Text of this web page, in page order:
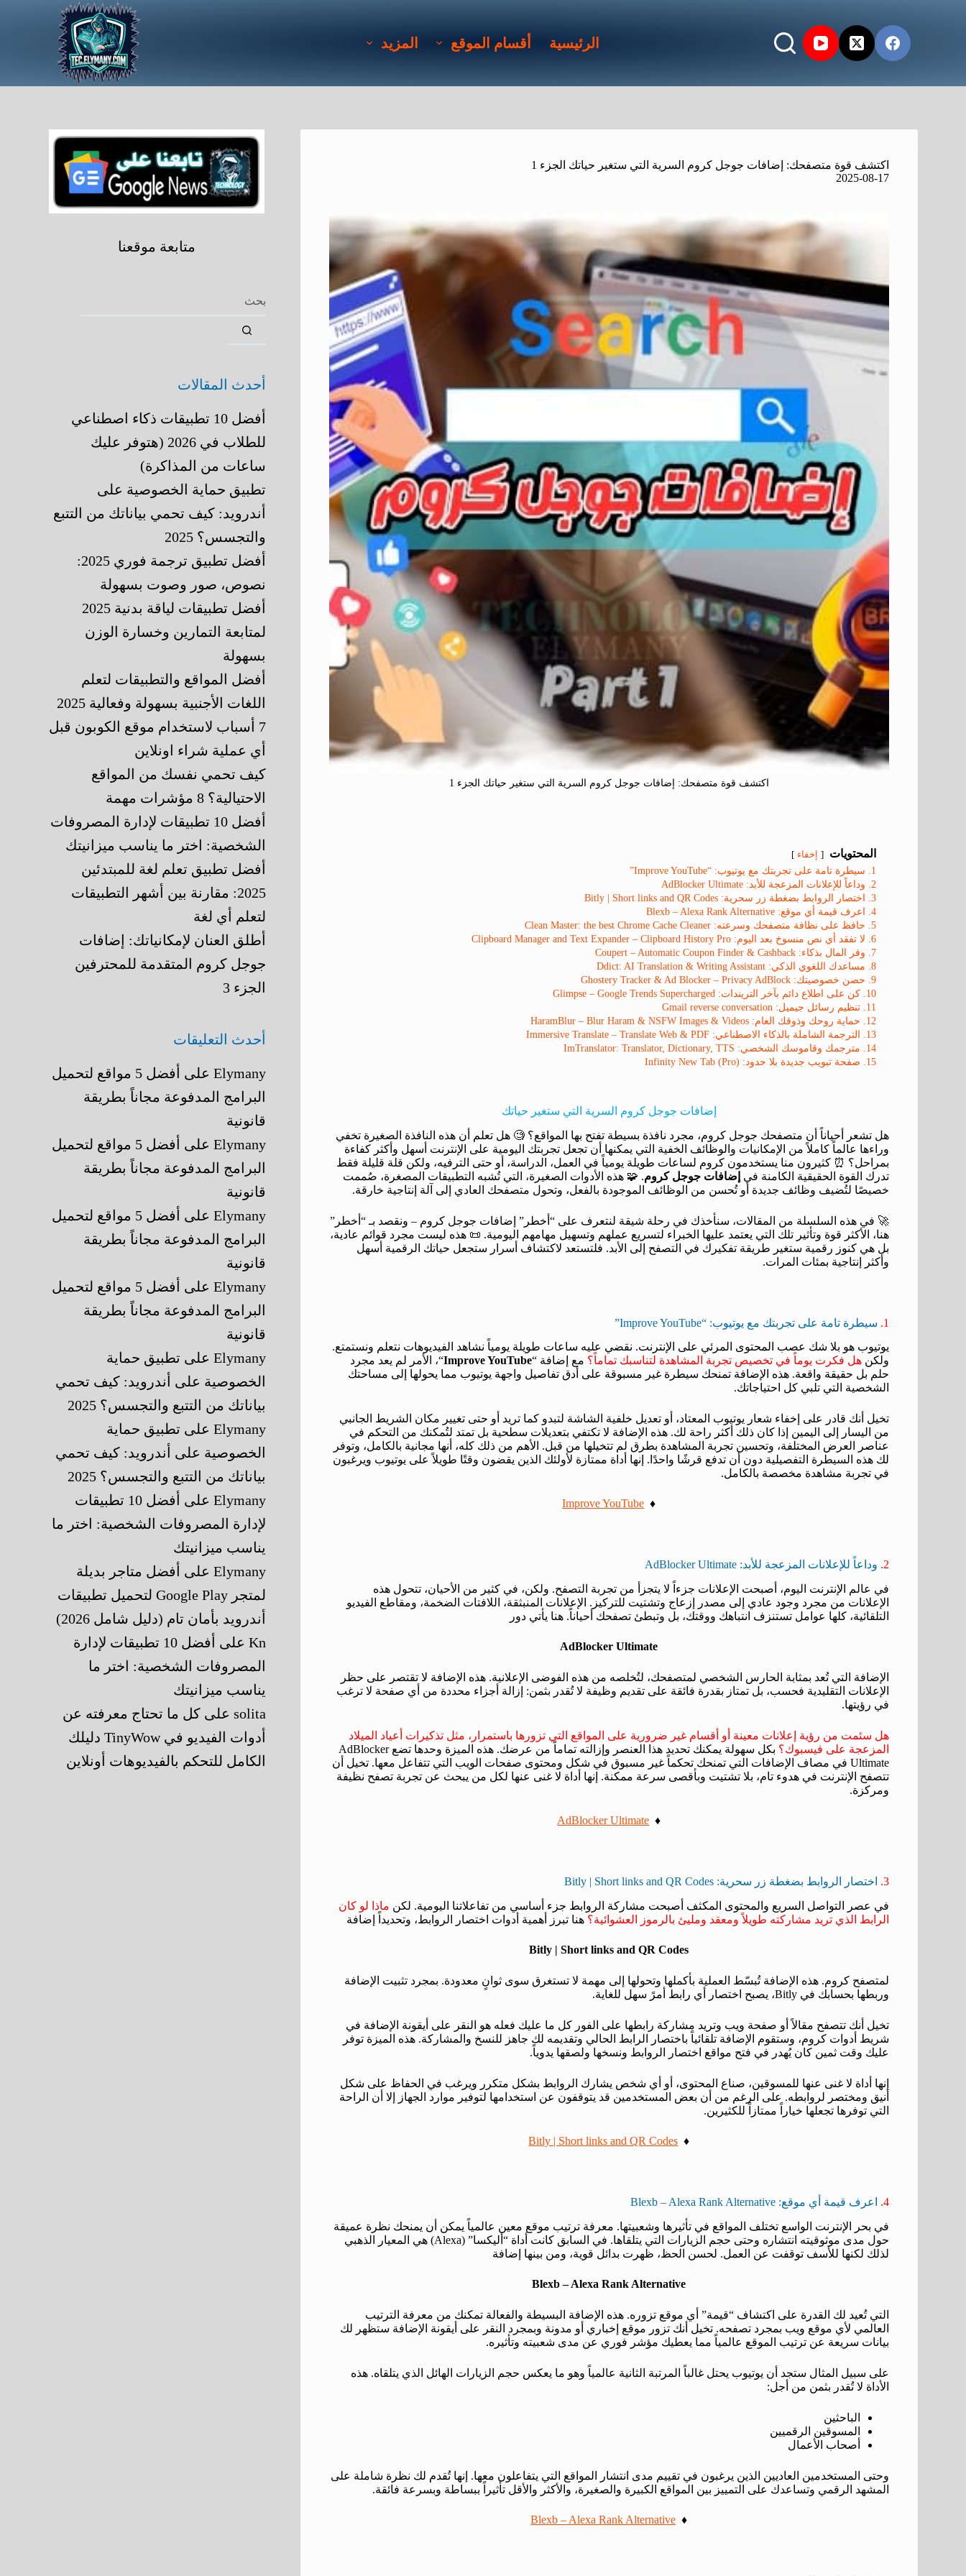
الرئيسية أقسام الموقع المزيد
اكتشف قوة متصفحك: إضافات جوجل كروم السرية التي ستغير حياتك الجزء 1
2025-08-17
اكتشف قوة متصفحك: إضافات جوجل كروم السرية التي ستغير حياتك الجزء 1
المحتويات إخفاء
1. سيطرة تامة على تجربتك مع يوتيوب: “Improve YouTube”
2. وداعاً للإعلانات المزعجة للأبد: AdBlocker Ultimate
3. اختصار الروابط بضغطة زر سحرية: Bitly | Short links and QR Codes
4. اعرف قيمة أي موقع: Blexb – Alexa Rank Alternative
5. حافظ على نظافة متصفحك وسرعته: Clean Master: the best Chrome Cache Cleaner
6. لا تفقد أي نص منسوخ بعد اليوم: Clipboard Manager and Text Expander – Clipboard History Pro
7. وفر المال بذكاء: Coupert – Automatic Coupon Finder & Cashback
8. مساعدك اللغوي الذكي: Ddict: AI Translation & Writing Assistant
9. حصن خصوصيتك: Ghostery Tracker & Ad Blocker – Privacy AdBlock
10. كن على اطلاع دائم بآخر التريندات: Glimpse – Google Trends Supercharged
11. تنظيم رسائل جيميل: Gmail reverse conversation
12. حماية روحك وذوقك العام: HaramBlur – Blur Haram & NSFW Images & Videos
13. الترجمة الشاملة بالذكاء الاصطناعي: Immersive Translate – Translate Web & PDF
14. مترجمك وقاموسك الشخصي: ImTranslator: Translator, Dictionary, TTS
15. صفحة تبويب جديدة بلا حدود: Infinity New Tab (Pro)
إضافات جوجل كروم السرية التي ستغير حياتك
هل تشعر أحياناً أن متصفحك جوجل كروم، مجرد نافذة بسيطة تفتح بها المواقع؟ 🧐 هل تعلم أن هذه النافذة الصغيرة تخفي
وراءها عالماً كاملاً من الإمكانيات والوظائف الخفية التي يمكنها أن تجعل تجربتك اليومية على الإنترنت أسهل وأكثر كفاءة
بمراحل؟ ⏰ كثيرون منا يستخدمون كروم لساعات طويلة يومياً في العمل، الدراسة، أو حتى الترفيه، ولكن قلة قليلة فقط
تدرك القوة الحقيقية الكامنة في إضافات جوجل كروم. 🧩 هذه الأدوات الصغيرة، التي تُشبه التطبيقات المصغرة، صُممت
خصيصًا لتُضيف وظائف جديدة أو تُحسن من الوظائف الموجودة بالفعل، وتحول متصفحك العادي إلى آلة إنتاجية خارقة.
🚀 في هذه السلسلة من المقالات، سنأخذك في رحلة شيقة لنتعرف على “أخطر” إضافات جوجل كروم – ونقصد بـ “أخطر”
هنا، الأكثر قوة وتأثير تلك التي يعتمد عليها الخبراء لتسريع عملهم وتسهيل مهامهم اليومية. 📜 هذه ليست مجرد قوائم عادية،
بل هي كنوز رقمية ستغير طريقة تفكيرك في التصفح إلى الأبد. فلتستعد لاكتشاف أسرار ستجعل حياتك الرقمية أسهل
وأكثر إنتاجية بمئات المرات.
1. سيطرة تامة على تجربتك مع يوتيوب: “Improve YouTube”
يوتيوب هو بلا شك عصب المحتوى المرئي على الإنترنت. نقضي عليه ساعات طويلة يومياً نشاهد الفيديوهات نتعلم ونستمتع.
ولكنهل فكرت يوماً في تخصيص تجربة المشاهدة لتناسبك تماماً؟ مع إضافة “Improve YouTube“، الأمر لم يعد مجرد
حلم بل حقيقة واقعة. هذه الإضافة تمنحك سيطرة غير مسبوقة على أدق تفاصيل واجهة يوتيوب مما يحولها إلى مساحتك
الشخصية التي تلبي كل احتياجاتك.
تخيل أنك قادر على إخفاء شعار يوتيوب المعتاد، أو تعديل خلفية الشاشة لتبدو كما تريد أو حتى تغيير مكان الشريط الجانبي
من اليسار إلى اليمين إذا كان ذلك أكثر راحة لك. هذه الإضافة لا تكتفي بتعديلات سطحية بل تمتد لتُمكنك من التحكم في
عناصر العرض المختلفة، وتحسين تجربة المشاهدة بطرق لم تتخيلها من قبل. الأهم من ذلك كله، أنها مجانية بالكامل، وتوفر
لك هذه السيطرة التفصيلية دون أن تدفع قرشًا واحدًا. إنها أداة ممتازة لأولئك الذين يقضون وقتًا طويلاً على يوتيوب ويرغبون
في تجربة مشاهدة مخصصة بالكامل.
♦️
Improve YouTube
2. وداعاً للإعلانات المزعجة للأبد: AdBlocker Ultimate
في عالم الإنترنت اليوم، أصبحت الإعلانات جزءاً لا يتجزأ من تجربة التصفح. ولكن، في كثير من الأحيان، تتحول هذه
الإعلانات من مجرد وجود عادي إلى مصدر إزعاج وتشتيت للتركيز. الإعلانات المنبثقة، اللافتات الضخمة، ومقاطع الفيديو
التلقائية، كلها عوامل تستنزف انتباهك ووقتك، بل وتبطئ تصفحك أحياناً. هنا يأتي دور
AdBlocker Ultimate
الإضافة التي تُعد بمثابة الحارس الشخصي لمتصفحك، لتُخلصه من هذه الفوضى الإعلانية. هذه الإضافة لا تقتصر على حظر
الإعلانات التقليدية فحسب، بل تمتاز بقدرة فائقة على تقديم وظيفة لا تُقدر بثمن: إزالة أجزاء محددة من أي صفحة لا ترغب
في رؤيتها.
هل سئمت من رؤية إعلانات معينة أو أقسام غير ضرورية على المواقع التي تزورها باستمرار، مثل تذكيرات أعياد الميلاد
المزعجة على فيسبوك؟
بكل سهولة يمكنك تحديد هذا العنصر وإزالته تماماً من عرضك. هذه الميزة وحدها تضع AdBlocker
Ultimate في مصاف الإضافات التي تمنحك تحكماً غير مسبوق في شكل ومحتوى صفحات الويب التي تتفاعل معها. تخيل أن
تتصفح الإنترنت في هدوء تام، بلا تشتيت وبأقصى سرعة ممكنة. إنها أداة لا غنى عنها لكل من يبحث عن تجربة تصفح نظيفة
ومركزة.
♦️
AdBlocker Ultimate
3.
اختصار الروابط بضغطة زر سحرية: Bitly | Short links and QR Codes
في عصر التواصل السريع والمحتوى المكثف أصبحت مشاركة الروابط جزء أساسي من تفاعلاتنا اليومية. لكن ماذا لو كان
الرابط الذي تريد مشاركته طويلاً ومعقد ومليئ بالرموز العشوائية؟ هنا تبرز أهمية أدوات اختصار الروابط، وتحديداً إضافة
Bitly | Short links and QR Codes
لمتصفح كروم. هذه الإضافة تُبسّط العملية بأكملها وتحولها إلى مهمة لا تستغرق سوى ثوانٍ معدودة. بمجرد تثبيت الإضافة
وربطها بحسابك في Bitly، يصبح اختصار أي رابط أمرً سهل للغاية.
تخيل أنك تتصفح مقالاً أو صفحة ويب وتريد مشاركة رابطها على الفور كل ما عليك فعله هو النقر على أيقونة الإضافة في
شريط أدوات كروم، وستقوم الإضافة تلقائياً باختصار الرابط الحالي وتقديمه لك جاهز للنسخ والمشاركة. هذه الميزة توفر
عليك وقت ثمين كان يُهدر في فتح مواقع اختصار الروابط ونسخها ولصقها يدوياً.
إنها أداة لا غنى عنها للمسوقين، صناع المحتوى، أو أي شخص يشارك الروابط بشكل متكرر ويرغب في الحفاظ على شكل
أنيق ومختصر لروابطه. على الرغم من أن بعض المستخدمين قد يتوقفون عن استخدامها لتوفير موارد الجهاز إلا أن الراحة
التي توفرها تجعلها خياراً ممتازاً للكثيرين.
♦️
Bitly | Short links and QR Codes
4.
اعرف قيمة أي موقع: Blexb – Alexa Rank Alternative
في بحر الإنترنت الواسع تختلف المواقع في تأثيرها وشعبيتها. معرفة ترتيب موقع معين عالمياً يمكن أن يمنحك نظرة عميقة
حول مدى موثوقيته انتشاره وحتى حجم الزيارات التي يتلقاها. في السابق كانت أداة “أليكسا” (Alexa) هي المعيار الذهبي
لذلك لكنها للأسف توقفت عن العمل. لحسن الحظ، ظهرت بدائل قوية، ومن بينها إضافة
Blexb – Alexa Rank Alternative
التي تُعيد لك القدرة على اكتشاف “قيمة” أي موقع تزوره. هذه الإضافة البسيطة والفعالة تمكنك من معرفة الترتيب
العالمي لأي موقع ويب بمجرد تصفحه. تخيل أنك تزور موقع إخباري أو مدونة وبمجرد النقر على أيقونة الإضافة ستظهر لك
بيانات سريعة عن ترتيب الموقع عالمياً مما يعطيك مؤشر فوري عن مدى شعبيته وتأثيره.
على سبيل المثال ستجد أن يوتيوب يحتل غالباً المرتبة الثانية عالمياً وهو ما يعكس حجم الزيارات الهائل الذي يتلقاه. هذه
الأداة لا تُقدر بثمن من أجل:
الباحثين
المسوقين الرقميين
أصحاب الأعمال
وحتى المستخدمين العاديين الذين يرغبون في تقييم مدى انتشار المواقع التي يتفاعلون معها. إنها تُقدم لك نظرة شاملة على
المشهد الرقمي وتساعدك على التمييز بين المواقع الكبيرة والصغيرة، والأكثر والأقل تأثيراً ببساطة وبسرعة فائقة.
♦️
Blexb – Alexa Rank Alternative
متابعة موقعنا
أحدث المقالات
أفضل 10 تطبيقات ذكاء اصطناعي
للطلاب في 2026 (هتوفر عليك
ساعات من المذاكرة)
تطبيق حماية الخصوصية على
أندرويد: كيف تحمي بياناتك من التتبع
والتجسس؟ 2025
أفضل تطبيق ترجمة فوري 2025:
نصوص، صور وصوت بسهولة
أفضل تطبيقات لياقة بدنية 2025
لمتابعة التمارين وخسارة الوزن
بسهولة
أفضل المواقع والتطبيقات لتعلم
اللغات الأجنبية بسهولة وفعالية 2025
7 أسباب لاستخدام موقع الكوبون قبل
أي عملية شراء اونلاين
كيف تحمي نفسك من المواقع
الاحتيالية؟ 8 مؤشرات مهمة
أفضل 10 تطبيقات لإدارة المصروفات
الشخصية: اختر ما يناسب ميزانيتك
أفضل تطبيق تعلم لغة للمبتدئين
2025: مقارنة بين أشهر التطبيقات
لتعلم أي لغة
أطلق العنان لإمكانياتك: إضافات
جوجل كروم المتقدمة للمحترفين
الجزء 3
أحدث التعليقات
Elymany على
أفضل 5 مواقع لتحميل
البرامج المدفوعة مجاناً بطريقة
قانونية
Elymany على
أفضل 5 مواقع لتحميل
البرامج المدفوعة مجاناً بطريقة
قانونية
Elymany على
أفضل 5 مواقع لتحميل
البرامج المدفوعة مجاناً بطريقة
قانونية
Elymany على
أفضل 5 مواقع لتحميل
البرامج المدفوعة مجاناً بطريقة
قانونية
Elymany على تطبيق حماية
الخصوصية على أندرويد: كيف تحمي
بياناتك من التتبع والتجسس؟ 2025
Elymany على تطبيق حماية
الخصوصية على أندرويد: كيف تحمي
بياناتك من التتبع والتجسس؟ 2025
Elymany على
أفضل 10 تطبيقات
لإدارة المصروفات الشخصية: اختر ما
يناسب ميزانيتك
Elymany على
أفضل متاجر بديلة
لمتجر Google Play لتحميل تطبيقات
أندرويد بأمان تام (دليل شامل 2026)
Kn على
أفضل 10 تطبيقات لإدارة
المصروفات الشخصية: اختر ما
يناسب ميزانيتك
solita علىكل ما تحتاج معرفته عن
أدوات الفيديو في TinyWow دليلك
الكامل للتحكم بالفيديوهات أونلاين